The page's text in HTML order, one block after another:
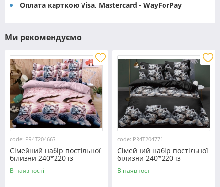
Оплата карткою Visa, Mastercard - WayForPay
Ми рекомендуємо
code: PR4T204667
Сімейний набір постільної
білизни 240*220 із
полікотону №204667
Черешенька™
В наявності
code: PR4T204771
Сімейний набір постільної
білизни 240*220 із
полікотону №204771
Черешенька™
В наявності